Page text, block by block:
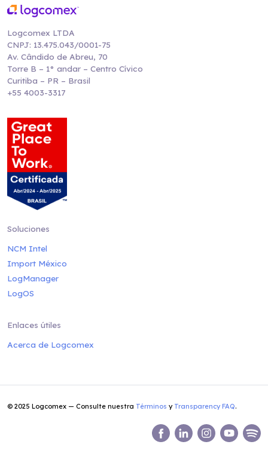
Logcomex LTDA
CNPJ: 13.475.043/0001-75
Av. Cândido de Abreu, 70
Torre B – 1° andar – Centro Cívico
Curitiba – PR – Brasil
+55 4003-3317
Soluciones
NCM Intel
Import México
LogManager
LogOS
Enlaces útiles
Acerca de Logcomex
© 2025 Logcomex — Consulte nuestra Términos y Transparency FAQ.